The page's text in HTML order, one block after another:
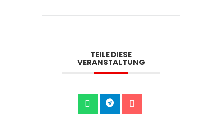
TEILE DIESE
VERANSTALTUNG